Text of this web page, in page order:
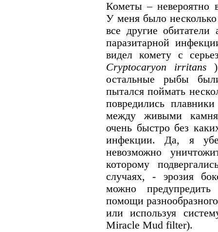
Кометы – невероятно
У меня было
все другие обитатели
паразитарной
видел комету с
Cryptocaryon irritans
остальные рыбы
пытался поймать
повредились
между живыми
очень быстро без
инфекции. Да, я
невозможно
которому
случаях, - эрозия
можно
помощи
или используя
Miracle Mud filter).